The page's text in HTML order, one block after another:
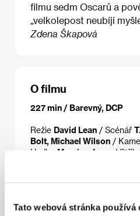
Tato webová stránka používá
filmu sedm Oscarů a
„velkolepost neubíjí
Zdena Škapová
O filmu
227 min / Barevný, DCP
Režie David Lean / Scénář
Bolt, Michael Wilson /
Hudba Maurice Jarre / Střih